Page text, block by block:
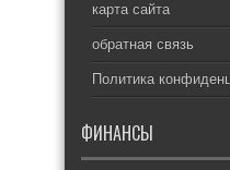
карта сайта
обратная связь
Политика
ФИНАНСЫ